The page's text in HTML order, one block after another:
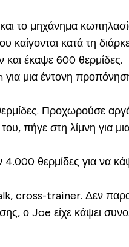
το μηχάνημα
καίγονται κατά τη
έκαψε 600 θερμίδες.
μια έντονη
Προχωρούσε
πήγε στη λίμνη για
4.000 θερμίδες για να
cross-trainer. Δεν
ο Joe είχε κάψει